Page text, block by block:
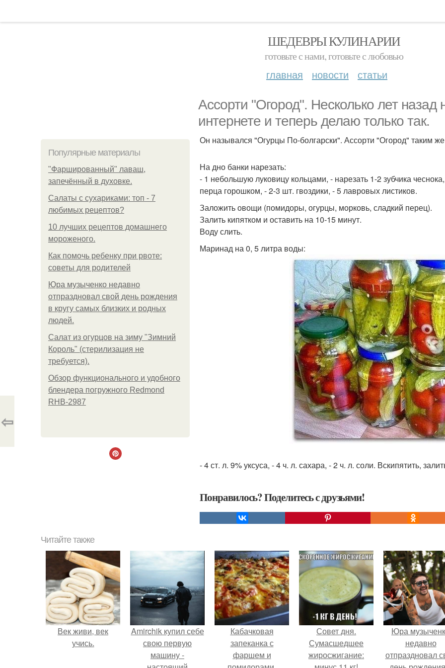
ШЕДЕВРЫ КУЛИНАРИИ
готовьте с нами, готовьте с любовью
главная новости статьи
Ассорти "Огород". Несколько лет назад
интернете и теперь делаю только так.
Популярные материалы
"Фаршированный" лаваш,
запечённый в духовке.
Салаты с сухариками: топ - 7
любимых рецептов?
10 лучших рецептов домашнего
мороженого.
Как помочь ребенку при рвоте:
советы для родителей
Юра музыченко недавно
отпраздновал свой день рождения
в кругу самых близких и родных
людей.
Салат из огурцов на зиму "Зимний
Король" (стерилизация не
требуется).
Обзор функционального и удобного
блендера погружного Redmond
RHB-2987
Он назывался "Огурцы По-болгарски". Ассорти "Огород" таким
На дно банки нарезать:
- 1 небольшую луковицу кольцами, - нарезать 1-2 зубчика
перца горошком, - 2-3 шт. гвоздики, - 5 лавровых листиков.
Заложить овощи (помидоры, огурцы, морковь, сладкий перец).
Залить кипятком и оставить на 10-15 минут.
Воду слить.
Маринад на 0, 5 литра воды:
- 4 ст. л. 9% уксуса, - 4 ч. л. сахара, - 2 ч. л. соли. Вскипятить,
Понравилось? Поделитесь с друзьями!
⇦
Читайте также
Век живи, век
учись.
Amirchik купил себе
свою первую
машину -
Кабачковая
запеканка с
фаршем и
Совет дня.
Сумасшедшее
жиросжигание:
Юра
недавно
отпраздновал